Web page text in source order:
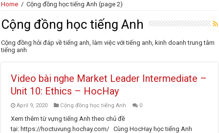
Home / Cộng đồng học tiếng Anh (page 2)
Cộng đồng học tiếng Anh
Cộng đồng hỏi đáp về tiếng anh, làm việc với tiếng anh, kinh doanh trung tâm
tiếng anh
Video bài nghe Market Leader Intermediate –
Unit 10: Ethics – HocHay
April 9, 2020 Cộng đồng học tiếng Anh 0
Xem thêm từ vựng tiếng Anh theo chủ đề
tại: https://hoctuvung.hochay.com/ Cùng HocHay học tiếng Anh